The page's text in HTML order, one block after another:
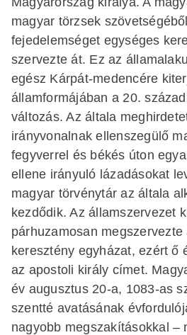
magyar törzsek
fejedelemséget egységes
szervezte át. Ez az
egész Kárpát-medencére
államformájában a 20.
változás. Az általa
irányvonalnak ellenszegülő
fegyverrel és békés úton
ellene irányuló lázadásokat
magyar törvénytár az általa
kezdődik. Az államszervezet
párhuzamosan megszervezte
keresztény egyházat, ezért ő
az apostoli király címet.
év augusztus 20-a, 1083-as
szentté avatásának
nagyobb megszakításokkal –